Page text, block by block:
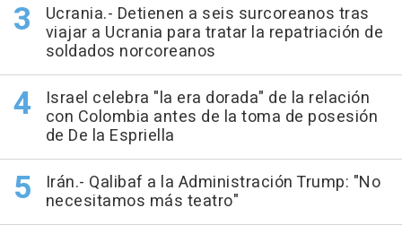
Ucrania.- Detienen a seis surcoreanos tras
viajar a Ucrania para tratar la repatriación de
soldados norcoreanos
Israel celebra "la era dorada" de la relación
con Colombia antes de la toma de posesión
de De la Espriella
Irán.- Qalibaf a la Administración Trump: "No
necesitamos más teatro"